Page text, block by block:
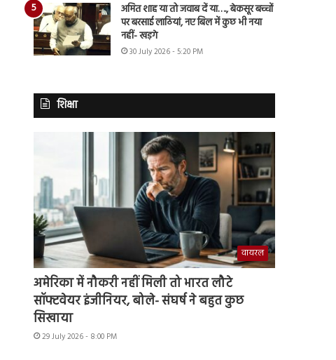
अमित शाह या तो जवाब दें या…., बेकसूर बच्चों
पर बरसाई लाठियां, नए बिल में कुछ भी नया
नहीं- खड़गे
30 July 2026 - 5:20 PM
शिक्षा
वायरल
अमेरिका में नौकरी नहीं मिली तो भारत लौटे
सॉफ्टवेयर इंजीनियर, बोले- संघर्ष ने बहुत कुछ
सिखाया
29 July 2026 - 8:00 PM